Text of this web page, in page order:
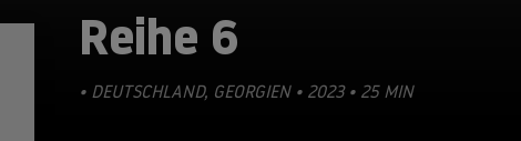
Reihe 6
• DEUTSCHLAND, GEORGIEN • 2023 • 25 MIN